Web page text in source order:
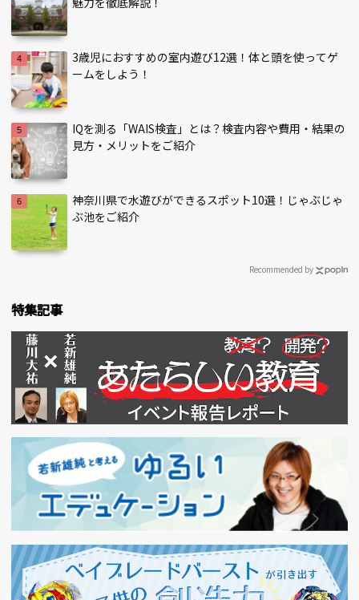
3歳児におすすめの室内遊び12選！体と頭を使ってゲ
ームをしよう！
IQを測る「WAIS検査」とは？検査内容や費用・結果の
見方・メリットをご紹介
神奈川県で水遊びができるスポット10選！じゃぶじゃ
ぶ池をご紹介
Recommended by
特集記事